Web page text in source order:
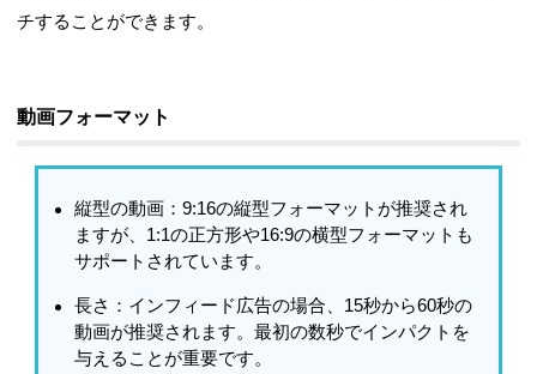
チすることができます。
動画フォーマット
縦型の動画 ：9:16の縦型フォーマットが推奨され
ますが、1:1の正方形や16:9の横型フォーマットも
サポートされています。
長さ ：インフィード広告の場合、15秒から60秒の
動画が推奨されます。最初の数秒でインパクトを
与えることが重要です。